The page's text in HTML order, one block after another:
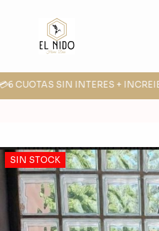
CUOTAS SIN INTERES +
SIN STOCK